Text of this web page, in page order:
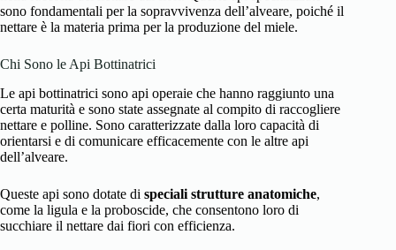
sono fondamentali per la sopravvivenza dell’alveare, poiché il
nettare è la materia prima per la produzione del miele.
Chi Sono le Api Bottinatrici
Le api bottinatrici sono api operaie che hanno raggiunto una
certa maturità e sono state assegnate al compito di raccogliere
nettare e polline. Sono caratterizzate dalla loro capacità di
orientarsi e di comunicare efficacemente con le altre api
dell’alveare.
Queste api sono dotate di speciali strutture anatomiche,
come la ligula e la proboscide, che consentono loro di
succhiare il nettare dai fiori con efficienza.